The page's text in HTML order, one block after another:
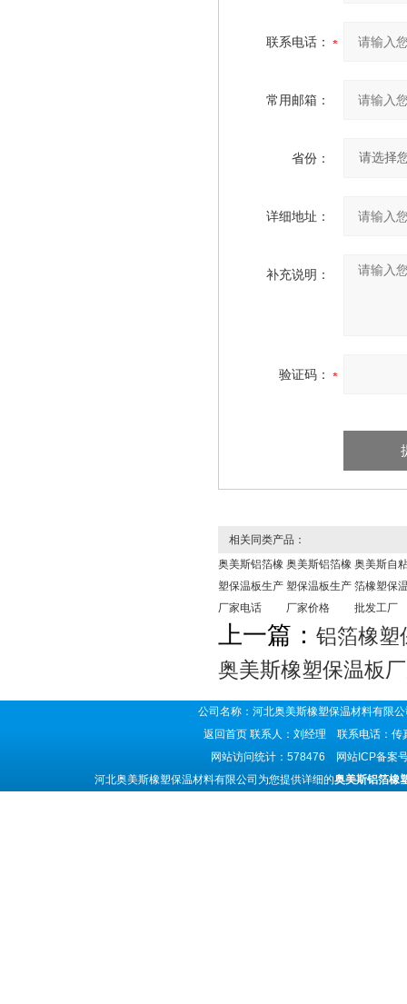
联系电话：
常用邮箱：
省份：
详细地址：
补充说明：
验证码：
相关同类产品：
奥美斯铝箔橡
塑保温板生产
厂家电话
奥美斯铝箔橡
塑保温板生产
厂家价格
奥美斯自
箔橡塑保
批发工厂
上一篇： 铝箔橡塑
奥美斯橡塑保温板
公司名称：河北奥美斯橡塑保温材料有
返回首页 联系人：刘经理 联系电话：
网站访问统计：578476 网站ICP备案
河北奥美斯橡塑保温材料有限公司为您提供详细的奥美斯铝箔橡